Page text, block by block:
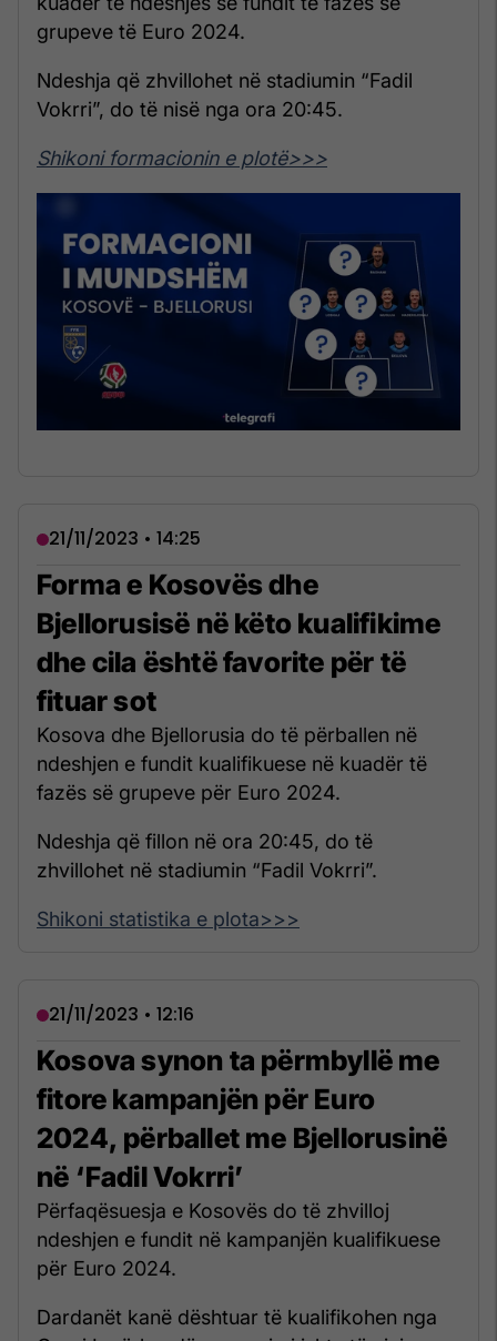
grupeve të Euro 2024.
Ndeshja që zhvillohet në stadiumin “Fadil
Vokrri”, do të nisë nga ora 20:45.
Shikoni formacionin e plotë>>>
21/11/2023 • 14:25
Forma e Kosovës dhe
Bjellorusisë në këto kualifikime
dhe cila është favorite për të
fituar sot
Kosova dhe Bjellorusia do të përballen në
ndeshjen e fundit kualifikuese në kuadër të
fazës së grupeve për Euro 2024.
Ndeshja që fillon në ora 20:45, do të
zhvillohet në stadiumin “Fadil Vokrri”.
Shikoni statistika e plota>>>
21/11/2023 • 12:16
Kosova synon ta përmbyllë me
fitore kampanjën për Euro
2024, përballet me Bjellorusinë
në ‘Fadil Vokrri’
Përfaqësuesja e Kosovës do të zhvilloj
ndeshjen e fundit në kampanjën kualifikuese
për Euro 2024.
Dardanët kanë dështuar të kualifikohen nga